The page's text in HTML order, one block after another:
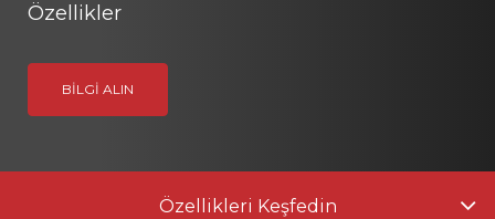
Özellikler
BILGI ALIN
Özellikleri Keşfedin